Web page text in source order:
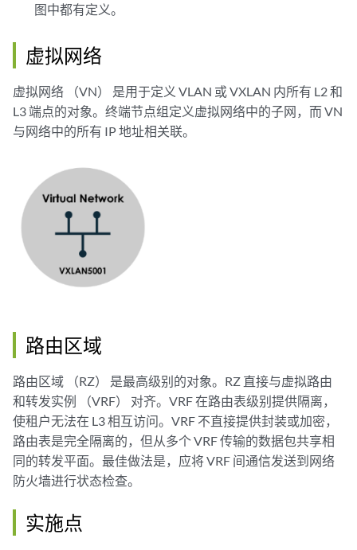
图中都有定义。
虚拟网络
虚拟网络 （VN） 是用于定义 VLAN 或 VXLAN 内所有 L2 和
L3 端点的对象。终端节点组定义虚拟网络中的子网，而 VN
与网络中的所有 IP 地址相关联。
路由区域
路由区域 （RZ） 是最高级别的对象。RZ 直接与虚拟路由
和转发实例 （VRF） 对齐。VRF 在路由表级别提供隔离，
使租户无法在 L3 相互访问。VRF 不直接提供封装或加密，
路由表是完全隔离的，但从多个 VRF 传输的数据包共享相
同的转发平面。最佳做法是，应将 VRF 间通信发送到网络
防火墙进行状态检查。
实施点